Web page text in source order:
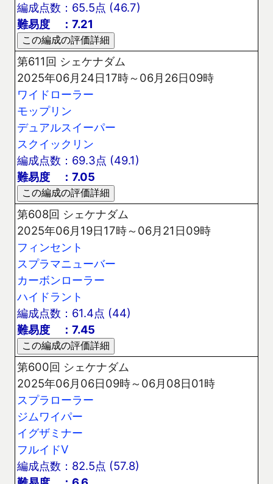
編成点数：65.5点 (46.7)
難易度 ：7.21
第611回 シェケナダム
2025年06月24日17時～06月26日09時
ワイドローラー
モップリン
デュアルスイーパー
スクイックリン
編成点数：69.3点 (49.1)
難易度 ：7.05
第608回 シェケナダム
2025年06月19日17時～06月21日09時
フィンセント
スプラマニューバー
カーボンローラー
ハイドラント
編成点数：61.4点 (44)
難易度 ：7.45
第600回 シェケナダム
2025年06月06日09時～06月08日01時
スプラローラー
ジムワイパー
イグザミナー
フルイドV
編成点数：82.5点 (57.8)